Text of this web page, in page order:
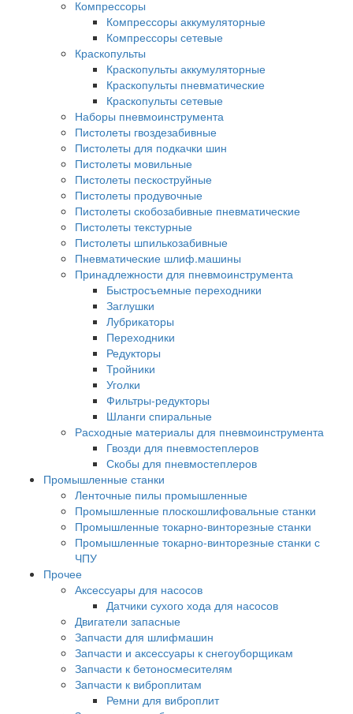
Компрессоры
Компрессоры аккумуляторные
Компрессоры сетевые
Краскопульты
Краскопульты аккумуляторные
Краскопульты пневматические
Краскопульты сетевые
Наборы пневмоинструмента
Пистолеты гвоздезабивные
Пистолеты для подкачки шин
Пистолеты мовильные
Пистолеты пескоструйные
Пистолеты продувочные
Пистолеты скобозабивные пневматические
Пистолеты текстурные
Пистолеты шпилькозабивные
Пневматические шлиф.машины
Принадлежности для пневмоинструмента
Быстросъемные переходники
Заглушки
Лубрикаторы
Переходники
Редукторы
Тройники
Уголки
Фильтры-редукторы
Шланги спиральные
Расходные материалы для пневмоинструмента
Гвозди для пневмостеплеров
Скобы для пневмостеплеров
Промышленные станки
Ленточные пилы промышленные
Промышленные плоскошлифовальные станки
Промышленные токарно-винторезные станки
Промышленные токарно-винторезные станки с
ЧПУ
Прочее
Аксессуары для насосов
Датчики сухого хода для насосов
Двигатели запасные
Запчасти для шлифмашин
Запчасти и аксессуары к снегоуборщикам
Запчасти к бетоносмесителям
Запчасти к виброплитам
Ремни для виброплит